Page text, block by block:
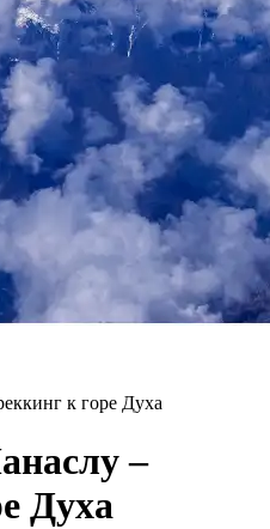
к горе Духа
–
Духа